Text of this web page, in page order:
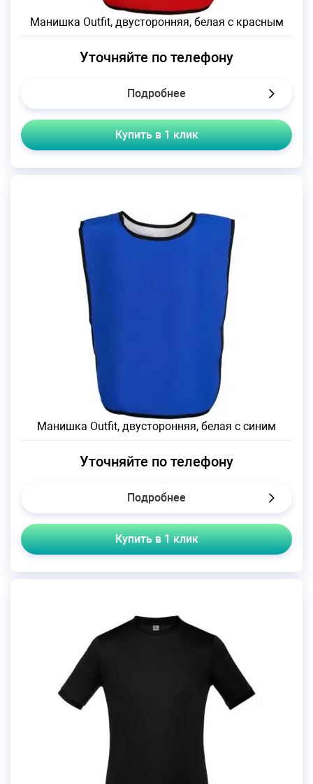
Манишка Outfit, двусторонняя, белая с красным
Уточняйте по телефону
Подробнее
Купить в 1 клик
Манишка Outfit, двусторонняя, белая с синим
Уточняйте по телефону
Подробнее
Купить в 1 клик